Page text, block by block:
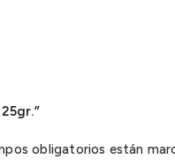
obligatorios están